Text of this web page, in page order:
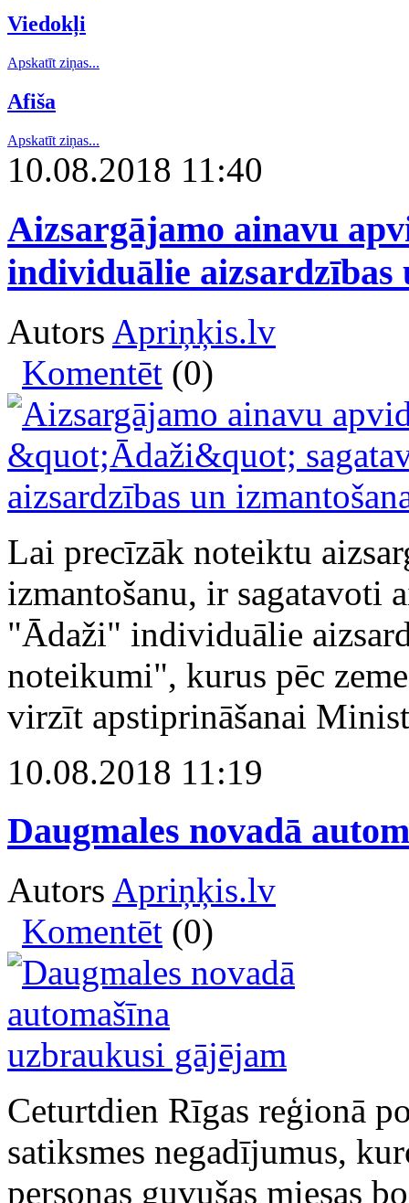
Viedokļi
Apskatīt ziņas...
Afiša
Apskatīt ziņas...
10.08.2018 11:40
Aizsargājamo ainavu
individuālie aizsardzības
Autors Apriņķis.lv
Komentēt (0)
Lai precīzāk noteiktu
izmantošanu, ir sagatavoti
"Ādaži" individuālie
noteikumi", kurus pēc
virzīt apstiprināšanai
10.08.2018 11:19
Daugmales novadā
Autors Apriņķis.lv
Komentēt (0)
Ceturtdien Rīgas reģionā
satiksmes negadījumus,
personas guvušas miesas